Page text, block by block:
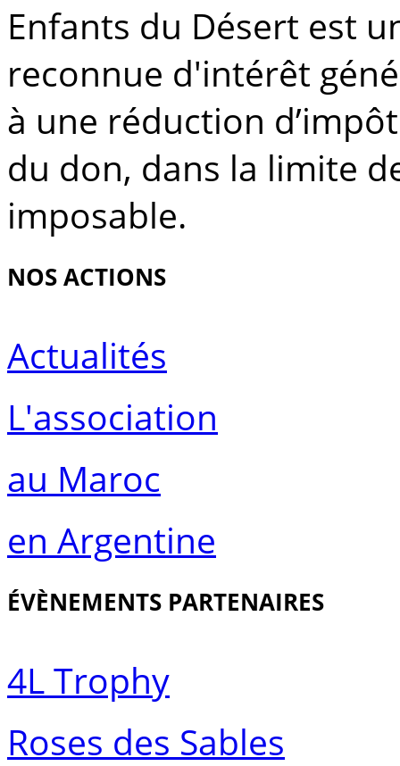
Enfants du Désert est
reconnue d'intérêt
à une réduction
du don, dans la limite
imposable.
NOS ACTIONS
Actualités
L'association
au Maroc
en Argentine
ÉVÈNEMENTS PARTENAIRES
4L Trophy
Roses des Sables